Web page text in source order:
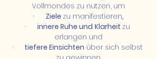
Vollmondes zu nutzen, um
· Ziele zu manifestieren,
· innere Ruhe und Klarheit zu
erlangen und
· tiefere Einsichten über sich selbst